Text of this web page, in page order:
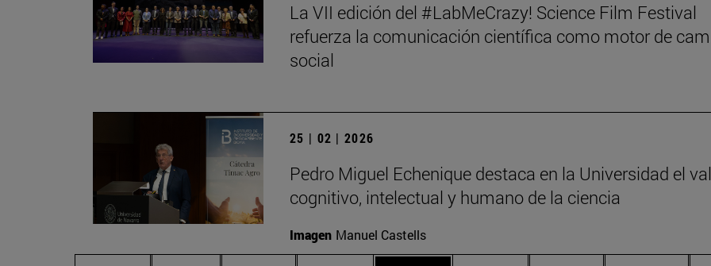
La VII edición del #LabMeCrazy! Science Film Festival
refuerza la comunicación científica como motor de
social
25 | 02 | 2026
Pedro Miguel Echenique destaca en la Universidad el
cognitivo, intelectual y humano de la ciencia
Imagen Manuel Castells